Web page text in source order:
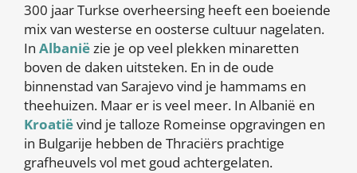
300 jaar Turkse overheersing heeft een boeiende
mix van westerse en oosterse cultuur nagelaten.
In Albaniëzie je op veel plekken minaretten
boven de daken uitsteken. En in de oude
binnenstad van Sarajevo vind je hammams en
theehuizen. Maar er is veel meer. In Albanië en
Kroatiëvind je talloze Romeinse opgravingen en
in Bulgarije hebben de Thraciërs prachtige
grafheuvels vol met goud achtergelaten.